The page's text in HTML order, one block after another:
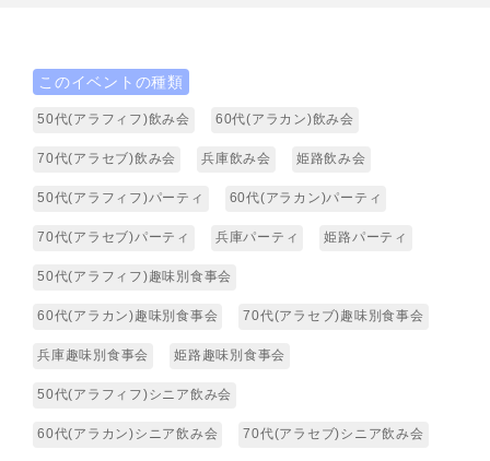
このイベントの種類
50代(アラフィフ)飲み会 60代(アラカン)飲み会
70代(アラセブ)飲み会 兵庫飲み会 姫路飲み会
50代(アラフィフ)パーティ 60代(アラカン)パーティ
70代(アラセブ)パーティ 兵庫パーティ 姫路パーティ
50代(アラフィフ)趣味別食事会
60代(アラカン)趣味別食事会 70代(アラセブ)趣味別食事会
兵庫趣味別食事会 姫路趣味別食事会
50代(アラフィフ)シニア飲み会
60代(アラカン)シニア飲み会 70代(アラセブ)シニア飲み会